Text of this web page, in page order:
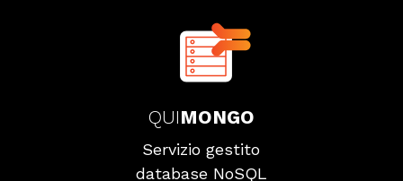
QUIMONGO
Servizio gestito
database NoSQL